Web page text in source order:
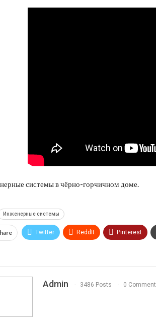
системы в чёрно-горчичном доме.
Инженерные системы
Twitter ReddIt Pinterest
Admin 3486 Posts 0